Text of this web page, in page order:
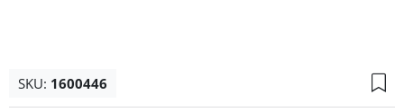
SKU: 1600446